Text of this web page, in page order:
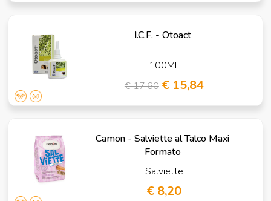
I.C.F. - Otoact
100ML
€ 17,60 € 15,84
Camon - Salviette al Talco Maxi
Formato
Salviette
€ 8,20